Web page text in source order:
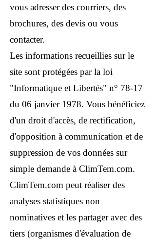
vous adresser des courriers, des
brochures, des devis ou vous
contacter.
Les informations recueillies sur le
site sont protégées par la loi
"Informatique et Libertés" n° 78-17
du 06 janvier 1978. Vous bénéficiez
d'un droit d'accès, de rectification,
d'opposition à communication et de
suppression de vos données sur
simple demande à ClimTem.com.
ClimTem.com peut réaliser des
analyses statistiques non
nominatives et les partager avec des
tiers (organismes d'évaluation de